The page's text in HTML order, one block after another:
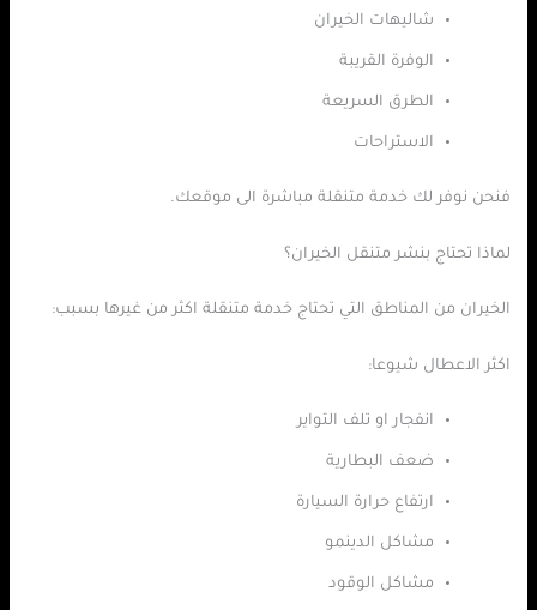
شاليهات الخيران
الوفرة القريبة
الطرق السريعة
الاستراحات
فنحن نوفر لك خدمة متنقلة مباشرة الى موقعك.
لماذا تحتاج بنشر متنقل الخيران؟
الخيران من المناطق التي تحتاج خدمة متنقلة اكثر من غيرها بسبب:
اكثر الاعطال شيوعا:
انفجار او تلف التواير
ضعف البطارية
ارتفاع حرارة السيارة
مشاكل الدينمو
مشاكل الوقود